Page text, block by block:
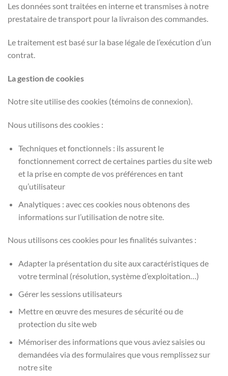
Les données sont traitées en interne et transmises à notre
prestataire de transport pour la livraison des commandes.
Le traitement est basé sur la base légale de l’exécution d’un
contrat.
La gestion de cookies
Notre site utilise des cookies (témoins de connexion).
Nous utilisons des cookies :
Techniques et fonctionnels : ils assurent le
fonctionnement correct de certaines parties du site web
et la prise en compte de vos préférences en tant
qu’utilisateur
Analytiques : avec ces cookies nous obtenons des
informations sur l’utilisation de notre site.
Nous utilisons ces cookies pour les finalités suivantes :
Adapter la présentation du site aux caractéristiques de
votre terminal (résolution, système d’exploitation…)
Gérer les sessions utilisateurs
Mettre en œuvre des mesures de sécurité ou de
protection du site web
Mémoriser des informations que vous aviez saisies ou
demandées via des formulaires que vous remplissez sur
notre site